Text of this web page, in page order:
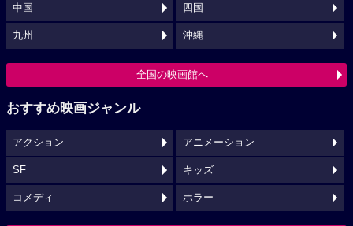
中国 四国
九州 沖縄
全国の映画館へ
おすすめ映画ジャンル
アクション アニメーション
SF キッズ
コメディ ホラー